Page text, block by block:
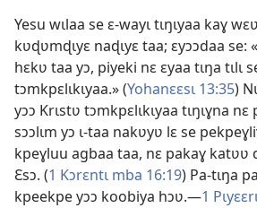
Yesu wɩlaa se ɛ-wayɩ tɩŋɩyaa kaɣ
kʋɖʋmɖɩyɛ naɖɩyɛ taa; ɛyɔɔdaa se:
hɛkʋ taa yɔ, piyeki nɛ ɛyaa tɩŋa tɩlɩ
tɔmkpɛlɩkɩyaa.» (Yohanɛɛsɩ 13:35)
yɔɔ Krɩstʋ tɔmkpɛlɩkɩyaa tɩŋɩɣna nɛ
sɔɔlɩm yɔ ɩ-taa nakʋyʋ lɛ se
kpeɣluu agbaa taa, nɛ pakaɣ katʋʋ
Ɛsɔ. (1 Kɔrɛntɩ mba 16:19) Pa-tɩŋa
kpeekpe yɔɔ koobiya hɔʋ.—1